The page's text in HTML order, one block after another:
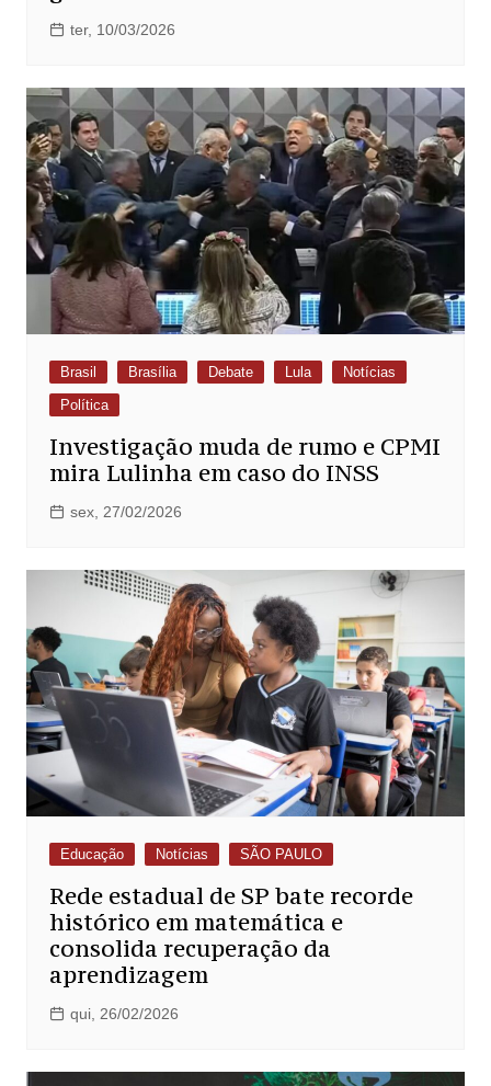
ter, 10/03/2026
Brasil Brasília Debate Lula
Notícias
Política
Investigação muda de rumo e CPMI
mira Lulinha em caso do INSS
sex, 27/02/2026
Educação Notícias SÃO PAULO
Rede estadual de SP bate recorde
histórico em matemática e
consolida recuperação da
aprendizagem
qui, 26/02/2026